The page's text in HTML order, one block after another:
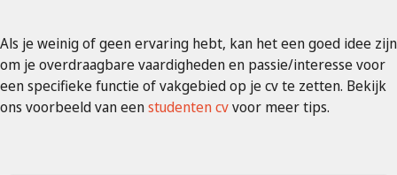
Als je weinig of geen ervaring hebt, kan het een goed idee zijn
om je overdraagbare vaardigheden en passie/interesse voor
een specifieke functie of vakgebied op je cv te zetten. Bekijk
ons voorbeeld van eenstudenten cvvoor meer tips.